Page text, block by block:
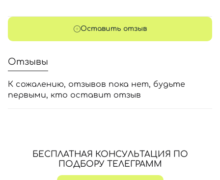
Оставить отзыв
Отзывы
К сожалению, отзывов пока нет, будьте
первыми, кто оставит отзыв
БЕСПЛАТНАЯ КОНСУЛЬТАЦИЯ ПО
ПОДБОРУ ТЕЛЕГРАММ